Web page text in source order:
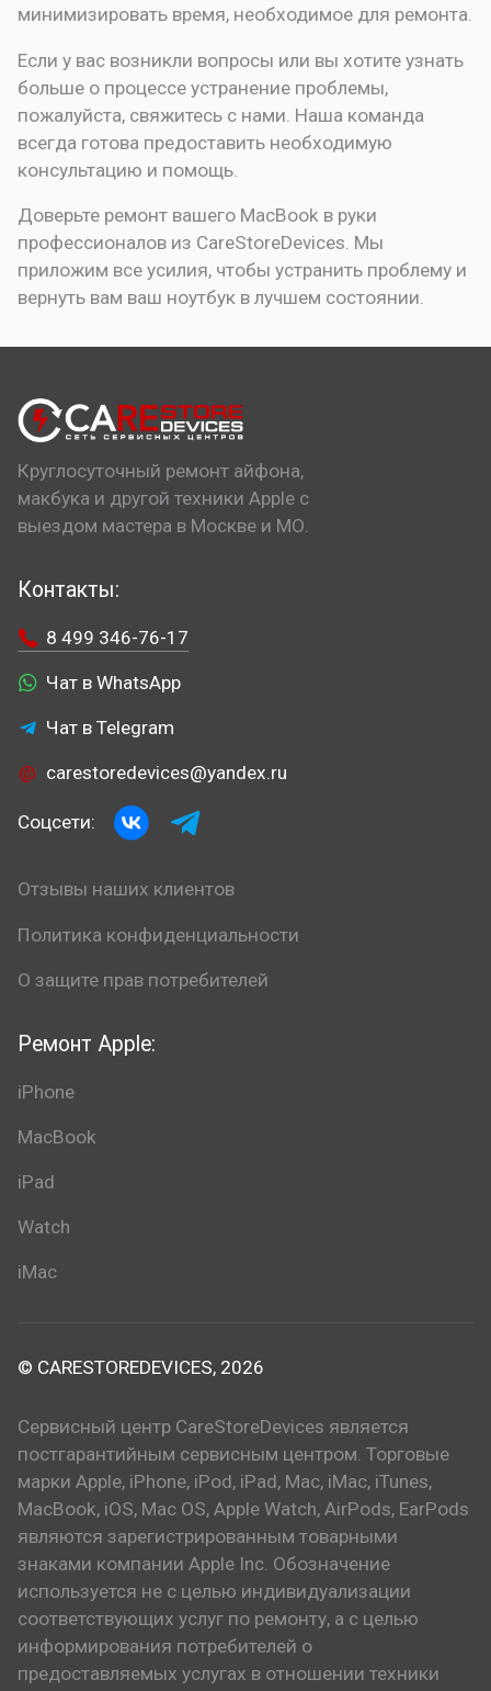
минимизировать время, необходимое для ремонта.
Если у вас возникли вопросы или вы хотите узнать
больше о процессе устранение проблемы,
пожалуйста, свяжитесь с нами. Наша команда
всегда готова предоставить необходимую
консультацию и помощь.
Доверьте ремонт вашего MacBook в руки
профессионалов из CareStoreDevices. Мы
приложим все усилия, чтобы устранить проблему и
вернуть вам ваш ноутбук в лучшем состоянии.
Круглосуточный ремонт айфона,
макбука и другой техники Apple с
выездом мастера в Москве и МО.
Ремонт Apple:
iPhone
MacBook
iPad
Watch
iMac
Контакты:
8 499 346-76-17
Чат в WhatsApp
Чат в Telegram
carestoredevices@yandex.ru
Соцсети:
Отзывы наших клиентов
Политика конфиденциальности
О защите прав потребителей
© CARESTOREDEVICES, 2026
Сервисный центр CareStoreDevices является
постгарантийным сервисным центром. Торговые
марки Apple, iPhone, iPod, iPad, Mac, iMac, iTunes,
MacBook, iOS, Mac OS, Apple Watch, AirPods, EarPods
являются зарегистрированным товарными
знаками компании Apple Inc. Обозначение
используется не с целью индивидуализации
соответствующих услуг по ремонту, а с целью
информирования потребителей о
предоставляемых услугах в отношении техники